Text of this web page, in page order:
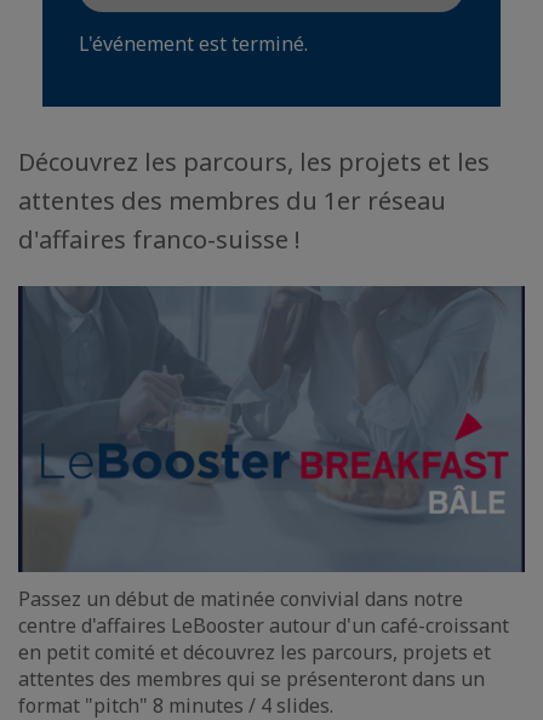
L'événement est terminé.
Découvrez les parcours, les projets et les
attentes des membres du 1er réseau
d'affaires franco-suisse !
Passez un début de matinée convivial dans notre
centre d'affaires LeBooster autour d'un café-croissant
en petit comité et découvrez les parcours, projets et
attentes des membres qui se présenteront dans un
format "pitch" 8 minutes / 4 slides.